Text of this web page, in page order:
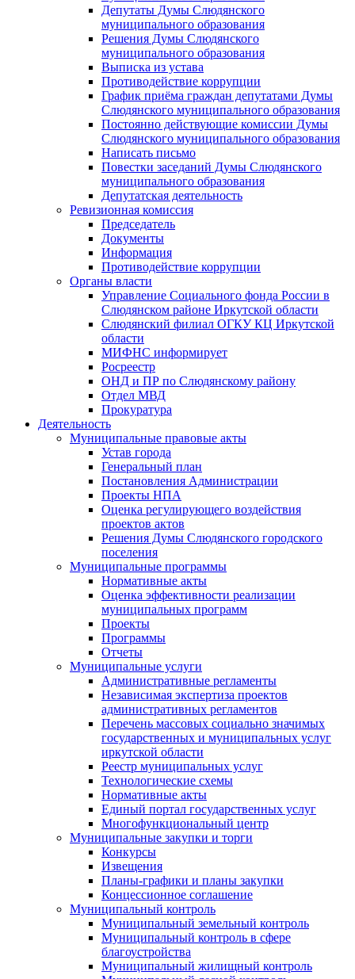
Депутаты Думы Слюдянского
муниципального образования
Решения Думы Слюдянского
муниципального образования
Выписка из устава
Противодействие коррупции
График приёма граждан депутатами Думы
Слюдянского муниципального образования
Постоянно действующие комиссии Думы
Слюдянского муниципального образования
Написать письмо
Повестки заседаний Думы Слюдянского
муниципального образования
Депутатская деятельность
Ревизионная комиссия
Председатель
Документы
Информация
Противодействие коррупции
Органы власти
Управление Социального фонда России в
Слюдянском районе Иркутской области
Слюдянский филиал ОГКУ КЦ Иркутской
области
МИФНС информирует
Росреестр
ОНД и ПР по Слюдянскому району
Отдел МВД
Прокуратура
Деятельность
Муниципальные правовые акты
Устав города
Генеральный план
Постановления Администрации
Проекты НПА
Оценка регулирующего воздействия
проектов актов
Решения Думы Слюдянского городского
поселения
Муниципальные программы
Нормативные акты
Оценка эффективности реализации
муниципальных программ
Проекты
Программы
Отчеты
Муниципальные услуги
Административные регламенты
Независимая экспертиза проектов
административных регламентов
Перечень массовых социально значимых
государственных и муниципальных услуг
иркутской области
Реестр муниципальных услуг
Технологические схемы
Нормативные акты
Единый портал государственных услуг
Многофункциональный центр
Муниципальные закупки и торги
Конкурсы
Извещения
Планы-графики и планы закупки
Концессионное соглашение
Муниципальный контроль
Муниципальный земельный контроль
Муниципальный контроль в сфере
благоустройства
Муниципальный жилищный контроль